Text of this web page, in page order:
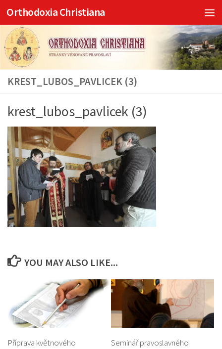
Skip to content
Orthodoxia Christiana
KREST_LUBOS_PAVLICEK (3)
krest_lubos_pavlicek (3)
YOU MAY ALSO LIKE...
Příprava květnového
Seminář pravoslavného